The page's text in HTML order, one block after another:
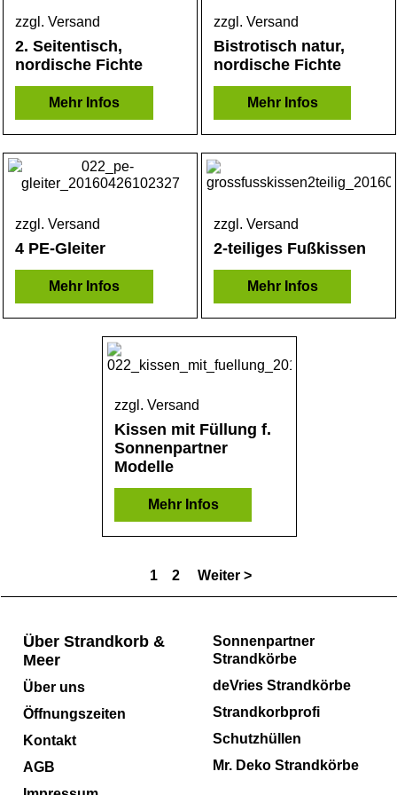
zzgl. Versand
2. Seitentisch,
nordische Fichte
Mehr Infos
zzgl. Versand
Bistrotisch natur,
nordische Fichte
Mehr Infos
zzgl. Versand
4 PE-Gleiter
Mehr Infos
zzgl. Versand
2-teiliges Fußkissen
Mehr Infos
zzgl. Versand
Kissen mit Füllung f.
Sonnenpartner
Modelle
Mehr Infos
1 2 Weiter >
Sonnenpartner
Strandkörbe
deVries Strandkörbe
Strandkorbprofi
Schutzhüllen
Mr. Deko Strandkörbe
Über Strandkorb &
Meer
Über uns
Öffnungszeiten
Kontakt
AGB